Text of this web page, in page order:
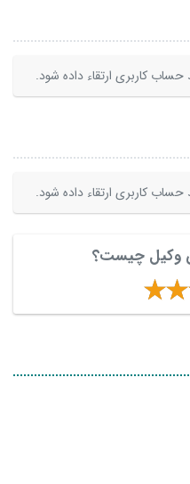
کاربری ارتقاء داده شود.
کاربری ارتقاء داده شود.
وکیل چیست؟